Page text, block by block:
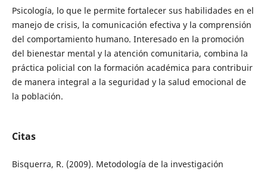
Psicología, lo que le permite fortalecer sus habilidades en el
manejo de crisis, la comunicación efectiva y la comprensión
del comportamiento humano. Interesado en la promoción
del bienestar mental y la atención comunitaria, combina la
práctica policial con la formación académica para contribuir
de manera integral a la seguridad y la salud emocional de
la población.
Citas
Bisquerra, R. (2009). Metodología de la investigación